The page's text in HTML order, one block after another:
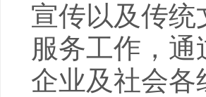
宣传以及传
服务工作，
企业及社会